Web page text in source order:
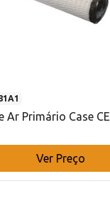
Ar Primário Case CE
Ver Preço